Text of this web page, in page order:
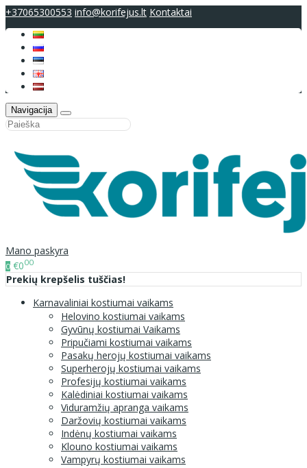
+37065300553 info@korifejus.lt Kontaktai
Navigacija
Mano paskyra
0 €000
Prekių krepšelis tuščias!
Karnavaliniai kostiumai vaikams
Helovino kostiumai vaikams
Gyvūnų kostiumai Vaikams
Pripučiami kostiumai vaikams
Pasakų herojų kostiumai vaikams
Superherojų kostiumai vaikams
Profesijų kostiumai vaikams
Kalėdiniai kostiumai vaikams
Viduramžių apranga vaikams
Daržovių kostiumai vaikams
Indėnų kostiumai vaikams
Klouno kostiumai vaikams
Vampyrų kostiumai vaikams